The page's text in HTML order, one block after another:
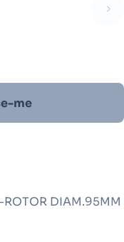
me
DIAM.95MM